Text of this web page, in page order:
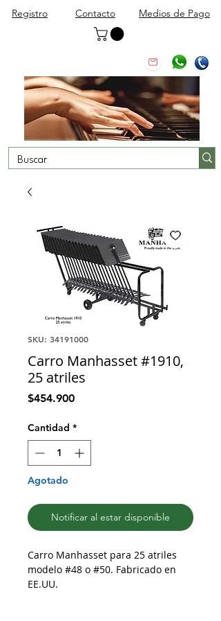
Registro Contacto Medios de Pago
SKU: 34191000
Carro Manhasset #1910,
25 atriles
$454.900Precio
Cantidad *
Agotado
Notificar al estar disponible
Carro Manhasset para 25 atriles
modelo #48 o #50. Fabricado en
EE.UU.